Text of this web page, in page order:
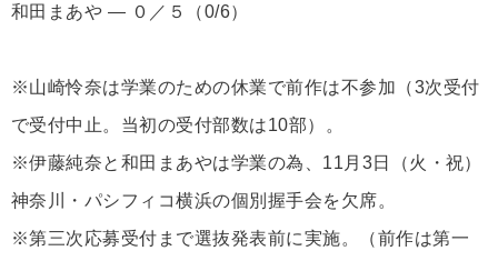
和田まあや ― ０／５（0/6）
※山崎怜奈は学業のための休業で前作は不参加（3次受付
で受付中止。当初の受付部数は10部）。
※伊藤純奈と和田まあやは学業の為、11月3日（火・祝）
神奈川・パシフィコ横浜の個別握手会を欠席。
※第三次応募受付まで選抜発表前に実施。（前作は第一